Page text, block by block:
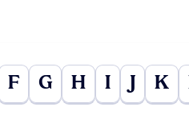
F G H I J K